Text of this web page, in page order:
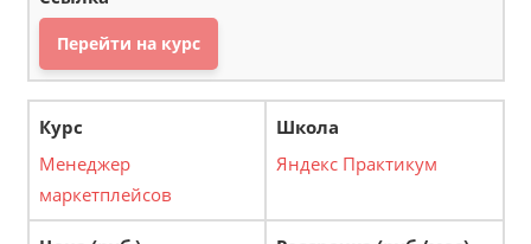
Перейти на курс
Менеджер
маркетплейсов
Яндекс Практикум